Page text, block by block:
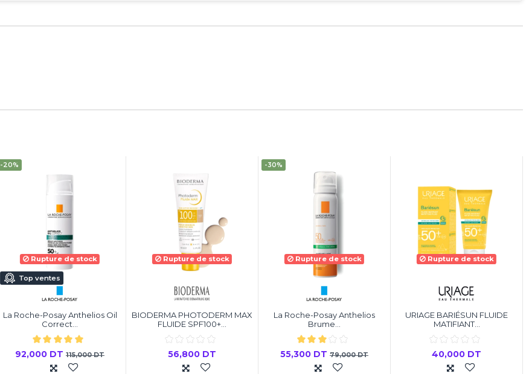
Top ventes
-20%
Rupture de stock
La Roche-Posay Anthelios Oil
Correct...
92,000 DT 115,000 DT
Rupture de stock
BIODERMA PHOTODERM MAX
FLUIDE SPF100+...
56,800 DT
-30%
Rupture de stock
La Roche-Posay Anthelios
Brume...
55,300 DT 79,000 DT
Rupture de stock
URIAGE BARIÉSUN FLUIDE
MATIFIANT...
40,000 DT